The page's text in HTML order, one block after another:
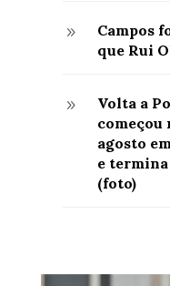
9
Campos
que Rui
9
Volta a
começou
agosto
e termina
(foto)